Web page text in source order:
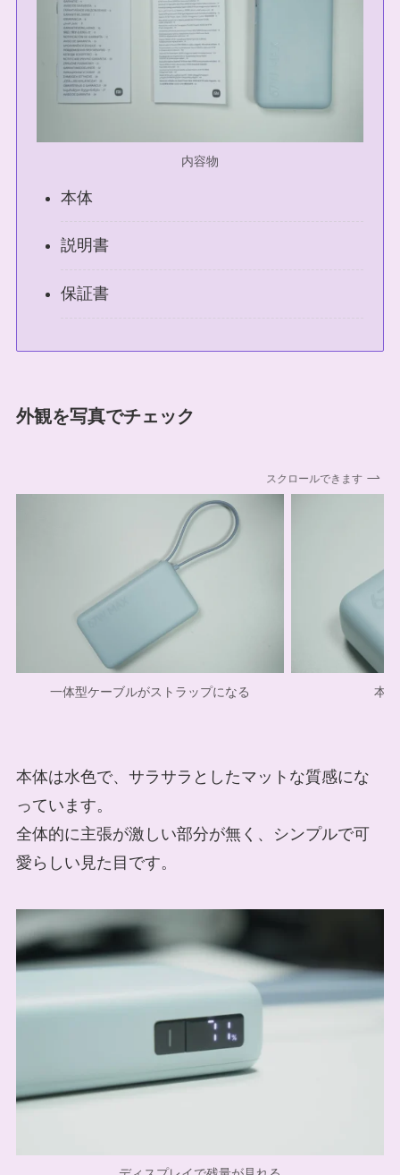
内容物
本体
説明書
保証書
外観を写真でチェック
スクロールできます
一体型ケーブルがストラップになる 本
本体は水色で、サラサラとしたマットな質感にな
っています。
全体的に主張が激しい部分が無く、シンプルで可
愛らしい見た目です。